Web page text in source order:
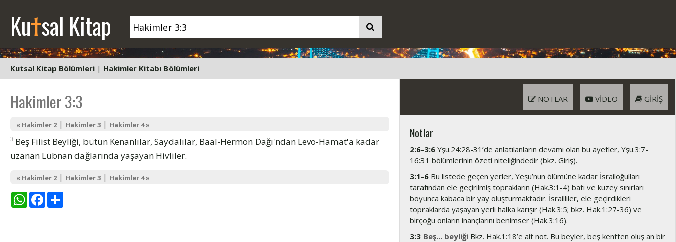
Kutsal Kitap
Kutsal Kitap Bölümleri | Hakimler Kitabı Bölümleri
Hakimler 3:3
« Hakimler 2| Hakimler 3 | Hakimler 4 »
3 Beş Filist Beyliği, bütün Kenanlılar, Saydalılar, Baal-Hermon Dağı'ndan Levo-Hamat'a kadar
uzanan Lübnan dağlarında yaşayan Hivliler.
« Hakimler 2| Hakimler 3 | Hakimler 4 »
WhatsAppFacebook
GIRIŞ
VIDEO
NOTLAR
Notlar
2:6-3:6 Yşu.24:28-31 ’de anlatılanların devamı olan bu ayetler, Yşu.3:7-
16:31 bölümlerinin özeti niteliğindedir (bkz. Giriş).
3:1-6 Bu listede geçen yerler, Yeşu’nun ölümüne kadar İsrailoğulları
tarafından ele geçirilmiş toprakların (Hak.3:1-4) batı ve kuzey sınırları
boyunca kabaca bir yay oluşturmaktadır. İsrailliler, ele geçirdikleri
topraklarda yaşayan yerli halka karışır (Hak.3:5; bkz. Hak.1:27-36) ve
birçoğu onların inançlarını benimser (Hak.3:16).
3:3 Beş... beyliği Bkz. Hak.1:18’e ait not. Bu beyler, beş kentten oluş an bir